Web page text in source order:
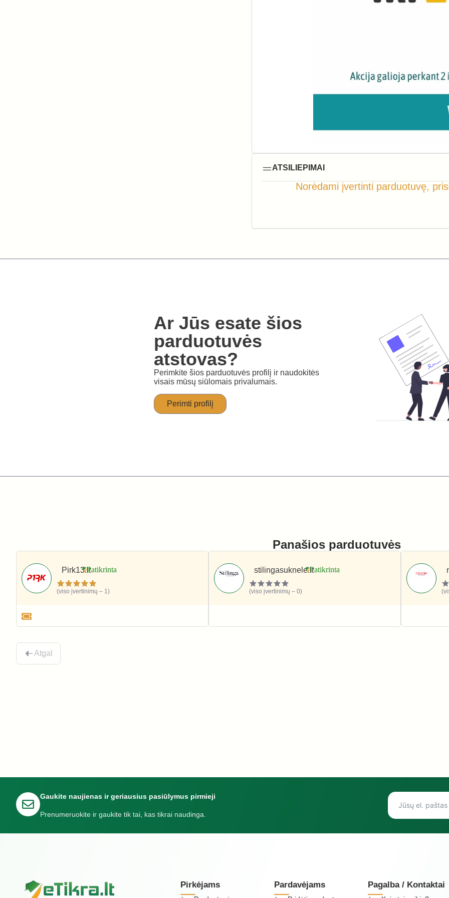
ATSILIEPIMAI
Norėdami įvertinti parduotuvę,
Ar Jūs esate šios
parduotuvės
atstovas?
Perimkite šios parduotuvės profilį ir naudokitės
visais mūsų siūlomais privalumais.
Perimti profilį
Panašios parduotuvės
Pirk13.lt
(viso įvertinimų – 1)
stilingasuknele.lt
(viso įvertinimų – 0)
Atgal
Gaukite naujienas ir geriausius pasiūlymus pirmieji
Prenumeruokite ir gaukite tik tai, kas tikrai naudinga.
Pirkėjams Pardavėjams Pagalba / Kontaktai